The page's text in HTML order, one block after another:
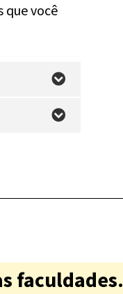
que você
faculdades.